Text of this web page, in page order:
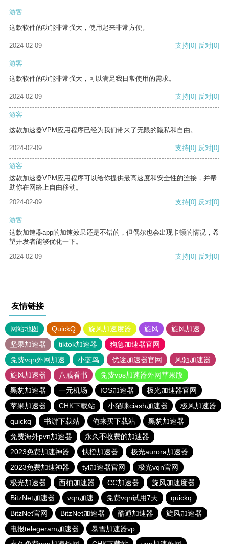
游客
这款软件的功能非常强大，使用起来非常方便。
2024-02-09 支持[0] 反对[0]
游客
这款软件的功能非常强大，可以满足我日常使用的需求。
2024-02-09 支持[0] 反对[0]
游客
这款加速器VPM应用程序已经为我们带来了无限的隐私和自由。
2024-02-09 支持[0] 反对[0]
游客
这款加速器VPM应用程序可以给你提供最高速度和安全性的连接，并帮
助你在网络上自由移动。
2024-02-09
支持[0] 反对[0]
游客
这款加速器app的加速效果还是不错的，但偶尔也会出现卡顿的情况，希
望开发者能够优化一下。
2024-02-09
支持[0] 反对[0]
友情链接
网站地图 QuickQ 旋风加速度器 旋风
旋风加速
坚果加速器
tiktok加速器
狗急加速器官网
免费vqn外网加速
小蓝鸟 优途加速器官网
风驰加速器
旋风加速器
八戒看书
免费vps加速器外网苹果版
黑豹加速器
一元机场 IOS加速器
极光加速器官网
苹果加速器
CHK下载站 小猫咪ciash加速器
极风加速器
quickq
书游下载站 俺来买下载站
黑豹加速器
免费海外pvn加速器
永久不收费的加速器
2023免费加速神器
快橙加速器
极光aurora加速器
2023免费加速神器
tyl加速器官网
极光vqn官网
极光加速器
西柚加速器 CC加速器
旋风加速度器
BitzNet加速器
vqn加速 免费vqn试用7天
quickq
BitzNet官网
BitzNet加速器 酷通加速器
旋风加速器
电报telegeram加速器
暴雪加速器vp